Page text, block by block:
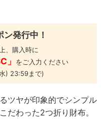
発行中！
、購入時に
」
をご入力ください
) 23:59まで)
ツヤが印象的でシンプル
だわった2つ折り財布。